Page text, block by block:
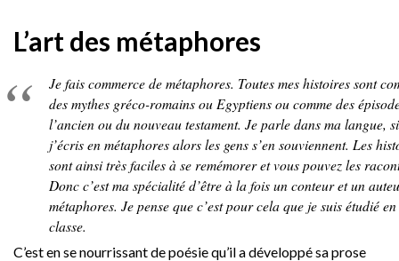
L’art des métaphores
Je fais commerce de métaphores. Toutes mes histoires sont
des mythes gréco-romains ou Egyptiens ou comme des
l’ancien ou du nouveau testament. Je parle dans ma langue, si
j’écris en métaphores alors les gens s’en souviennent. Les
sont ainsi très faciles à se remémorer et vous pouvez les
Donc c’est ma spécialité d’être à la fois un conteur et un
métaphores. Je pense que c’est pour cela que je suis étudié en
classe.
C’est en se nourrissant de poésie qu’il a développé sa prose